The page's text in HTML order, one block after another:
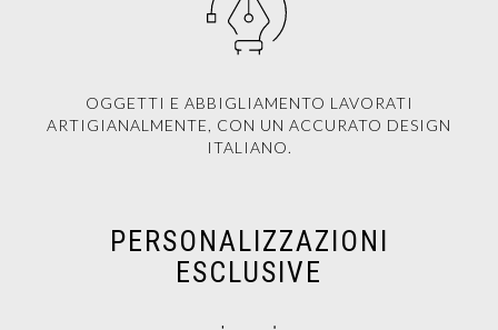
OGGETTI E ABBIGLIAMENTO LAVORATI
ARTIGIANALMENTE, CON UN ACCURATO DESIGN
ITALIANO.
PERSONALIZZAZIONI
ESCLUSIVE